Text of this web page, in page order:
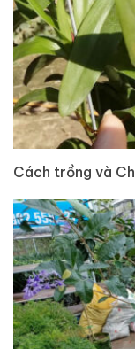
Cách trồng và